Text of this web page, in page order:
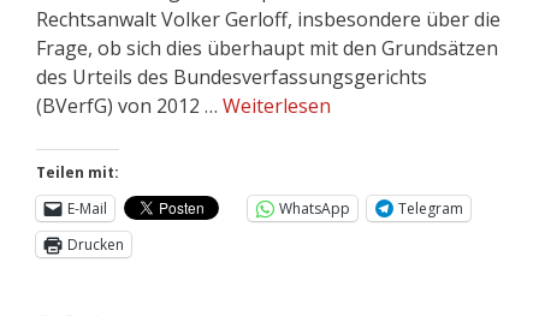
Rechtsanwalt Volker Gerloff, insbesondere über die
Frage, ob sich dies überhaupt mit den Grundsätzen
des Urteils des Bundesverfassungsgerichts
(BVerfG) von 2012 … Weiterlesen
Teilen mit:
E-Mail
WhatsApp
Telegram
Drucken